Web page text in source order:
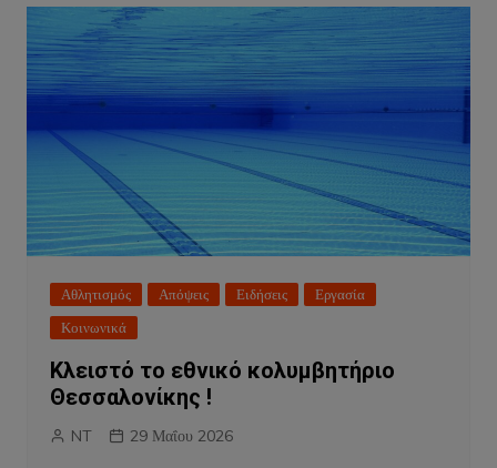
Αθλητισμός Απόψεις Ειδήσεις
Εργασία
Κοινωνικά
Κλειστό το εθνικό κολυμβητήριο
Θεσσαλονίκης !
NT 29 Μαΐου 2026